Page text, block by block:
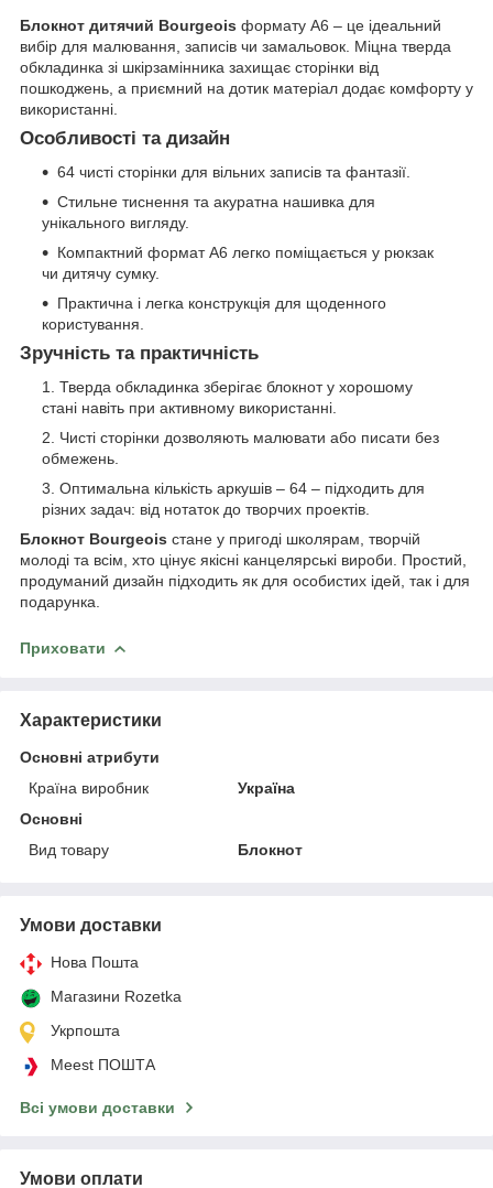
Блокнот дитячий Bourgeois формату A6 – це ідеальний
вибір для малювання, записів чи замальовок. Міцна тверда
обкладинка зі шкірзамінника захищає сторінки від
пошкоджень, а приємний на дотик матеріал додає комфорту у
використанні.
Особливості та дизайн
64 чисті сторінки для вільних записів та фантазії.
Стильне тиснення та акуратна нашивка для
унікального вигляду.
Компактний формат A6 легко поміщається у рюкзак
чи дитячу сумку.
Практична і легка конструкція для щоденного
користування.
Зручність та практичність
Тверда обкладинка зберігає блокнот у хорошому
стані навіть при активному використанні.
Чисті сторінки дозволяють малювати або писати без
обмежень.
Оптимальна кількість аркушів – 64 – підходить для
різних задач: від нотаток до творчих проектів.
Блокнот Bourgeois стане у пригоді школярам, творчій
молоді та всім, хто цінує якісні канцелярські вироби. Простий,
продуманий дизайн підходить як для особистих ідей, так і для
подарунка.
Приховати
Характеристики
Основні атрибути
Країна виробник
Україна
Основні
Вид товару
Блокнот
Умови доставки
Нова Пошта
Магазини Rozetka
Укрпошта
Meest ПОШТА
Всі умови доставки
Умови оплати